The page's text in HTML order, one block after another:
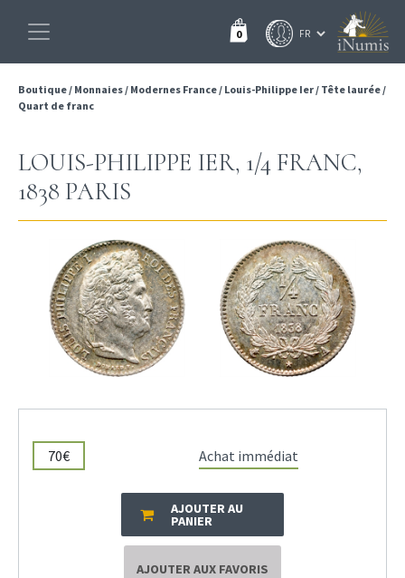
0
Boutique/ Monnaies/ Modernes France/ Louis-Philippe Ier/ Tête laurée/
Quart de franc
LOUIS-PHILIPPE IER, 1/4 FRANC,
1838 PARIS
70€ Achat immédiat
AJOUTER AU
PANIER
AJOUTER AUX FAVORIS